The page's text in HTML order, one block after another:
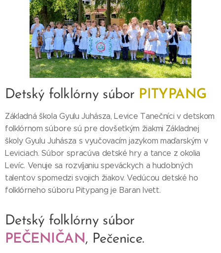
Detský folklórny súbor PITYPANG
Základná škola Gyulu Juhásza, Levice Tanečníci v detskom
folklórnom súbore sú pre dovšetkým žiakmi Základnej
školy Gyulu Juhásza s vyučovacím jazykom maďarským v
Leviciach. Súbor spracúva detské hry a tance z okolia
Levíc. Venuje sa rozvíjaniu speváckych a hudobných
talentov spomedzi svojich žiakov. Vedúcou detské ho
folklórneho súboru Pitypang je Baran Ivett.
Detský folklórny súbor
PEČENIČAN, Pečenice.